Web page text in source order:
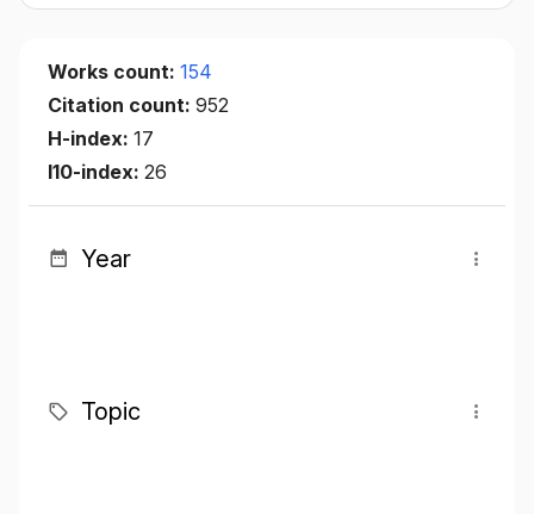
Works count: 154
Citation count: 952
H-index: 17
I10-index: 26
Year
Topic